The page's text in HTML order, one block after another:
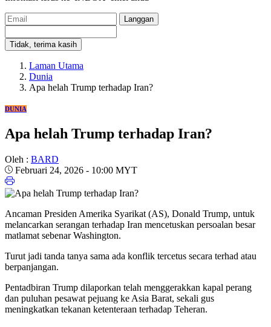
Langgan
Tidak, terima kasih
Laman Utama
Dunia
Apa helah Trump terhadap Iran?
DUNIA
Apa helah Trump terhadap Iran?
Oleh : BARD
Februari 24, 2026 - 10:00 MYT
Ancaman Presiden Amerika Syarikat (AS), Donald Trump, untuk
melancarkan serangan terhadap Iran mencetuskan persoalan besar
matlamat sebenar Washington.
Turut jadi tanda tanya sama ada konflik tercetus secara terhad atau
berpanjangan.
Pentadbiran Trump dilaporkan telah menggerakkan kapal perang
dan puluhan pesawat pejuang ke Asia Barat, sekali gus
meningkatkan tekanan ketenteraan terhadap Teheran.